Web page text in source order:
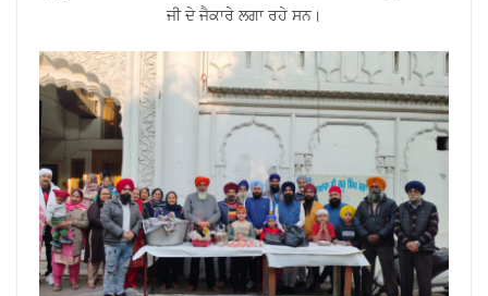
ਜੀ ਦੇ ਜੈਕਾਰੇ ਲਗਾ ਰਹੇ ਸਨ।